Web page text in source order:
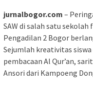
jurnalbogor.com –
SAW di salah satu
Pengadilan 2 Bogor
Sejumlah kreativitas
pembacaan Al Qur’an,
Ansori dari Kampoeng